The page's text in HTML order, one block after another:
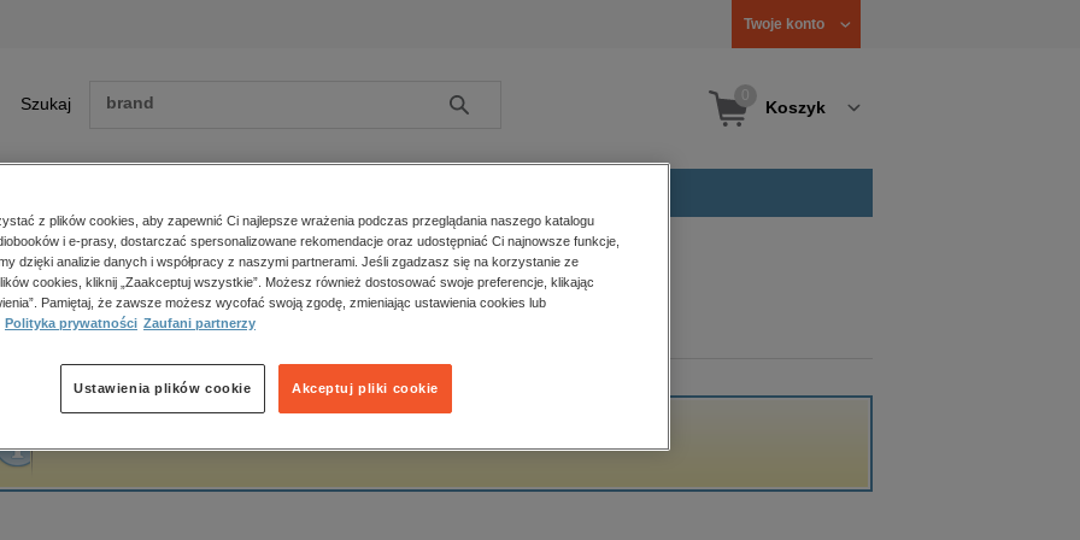
Twoje konto
Szukaj Szukaj Koszyk
Zobacz wszystkie E-prasa
polityka, społeczno-informacyjne
psychologiczne
popularno-naukowe
historia
główna Andrzej Łapicki
Łapicki
z plików cookies, aby zapewnić Ci najlepsze wrażenia podczas przeglądania naszego katalogu
i e-prasy, dostarczać spersonalizowane rekomendacje oraz udostępniać Ci najnowsze funkcje,
dzięki analizie danych i współpracy z naszymi partnerami. Jeśli zgadzasz się na korzystanie ze
cookies, kliknij „Zaakceptuj wszystkie”. Możesz również dostosować swoje preferencje, klikając
Pamiętaj, że zawsze możesz wycofać swoją zgodę, zmieniając ustawienia cookies lub
Polityka prywatności Zaufani partnerzy
Akceptuj pliki cookie
Ustawienia plików cookie